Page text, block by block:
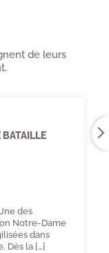
de leurs
Dame
dans
la […]